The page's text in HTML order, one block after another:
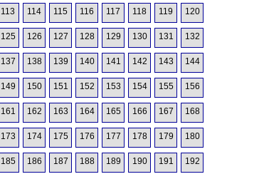
113 114 115 116 117 118 119 120
125 126 127 128 129 130 131 132
137 138 139 140 141 142 143 144
149 150 151 152 153 154 155 156
161 162 163 164 165 166 167 168
173 174 175 176 177 178 179 180
185 186 187 188 189 190 191 192